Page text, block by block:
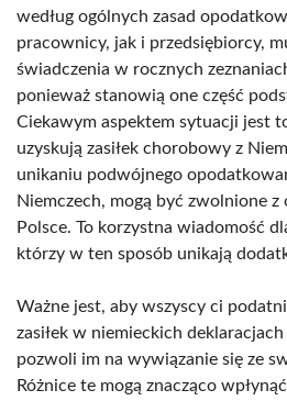
według ogólnych zasad
pracownicy, jak i przedsiębiorcy,
świadczenia w rocznych
ponieważ stanowią one część
Ciekawym aspektem sytuacji jest
uzyskują zasiłek chorobowy z
unikaniu podwójnego
Niemczech, mogą być zwolnione
Polsce. To korzystna wiadomość
którzy w ten sposób unikają
Ważne jest, aby wszyscy ci
zasiłek w niemieckich
pozwoli im na wywiązanie się ze
Różnice te mogą znacząco